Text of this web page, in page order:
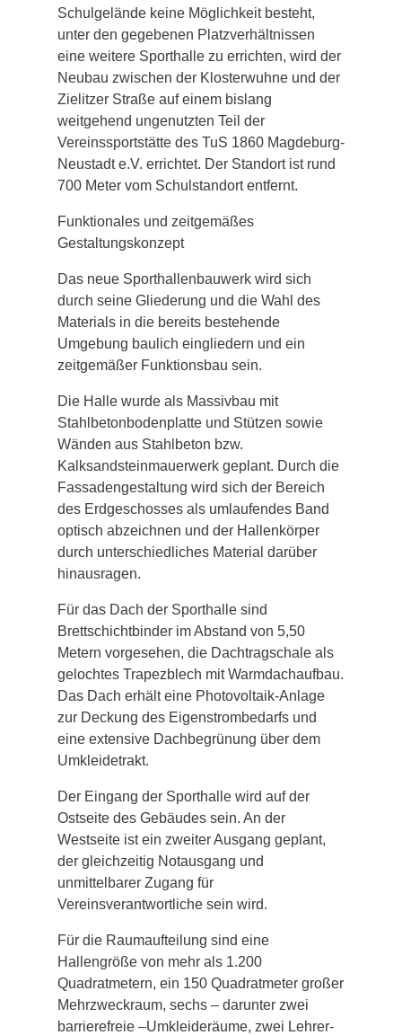
Schulgelände keine Möglichkeit besteht,
unter den gegebenen Platzverhältnissen
eine weitere Sporthalle zu errichten, wird der
Neubau zwischen der Klosterwuhne und der
Zielitzer Straße auf einem bislang
weitgehend ungenutzten Teil der
Vereinssportstätte des TuS 1860 Magdeburg-
Neustadt e.V. errichtet. Der Standort ist rund
700 Meter vom Schulstandort entfernt.
Funktionales und zeitgemäßes
Gestaltungskonzept
Das neue Sporthallenbauwerk wird sich
durch seine Gliederung und die Wahl des
Materials in die bereits bestehende
Umgebung baulich eingliedern und ein
zeitgemäßer Funktionsbau sein.
Die Halle wurde als Massivbau mit
Stahlbetonbodenplatte und Stützen sowie
Wänden aus Stahlbeton bzw.
Kalksandsteinmauerwerk geplant. Durch die
Fassadengestaltung wird sich der Bereich
des Erdgeschosses als umlaufendes Band
optisch abzeichnen und der Hallenkörper
durch unterschiedliches Material darüber
hinausragen.
Für das Dach der Sporthalle sind
Brettschichtbinder im Abstand von 5,50
Metern vorgesehen, die Dachtragschale als
gelochtes Trapezblech mit Warmdachaufbau.
Das Dach erhält eine Photovoltaik-Anlage
zur Deckung des Eigenstrombedarfs und
eine extensive Dachbegrünung über dem
Umkleidetrakt.
Der Eingang der Sporthalle wird auf der
Ostseite des Gebäudes sein. An der
Westseite ist ein zweiter Ausgang geplant,
der gleichzeitig Notausgang und
unmittelbarer Zugang für
Vereinsverantwortliche sein wird.
Für die Raumaufteilung sind eine
Hallengröße von mehr als 1.200
Quadratmetern, ein 150 Quadratmeter großer
Mehrzweckraum, sechs – darunter zwei
barrierefreie –Umkleideräume, zwei Lehrer-